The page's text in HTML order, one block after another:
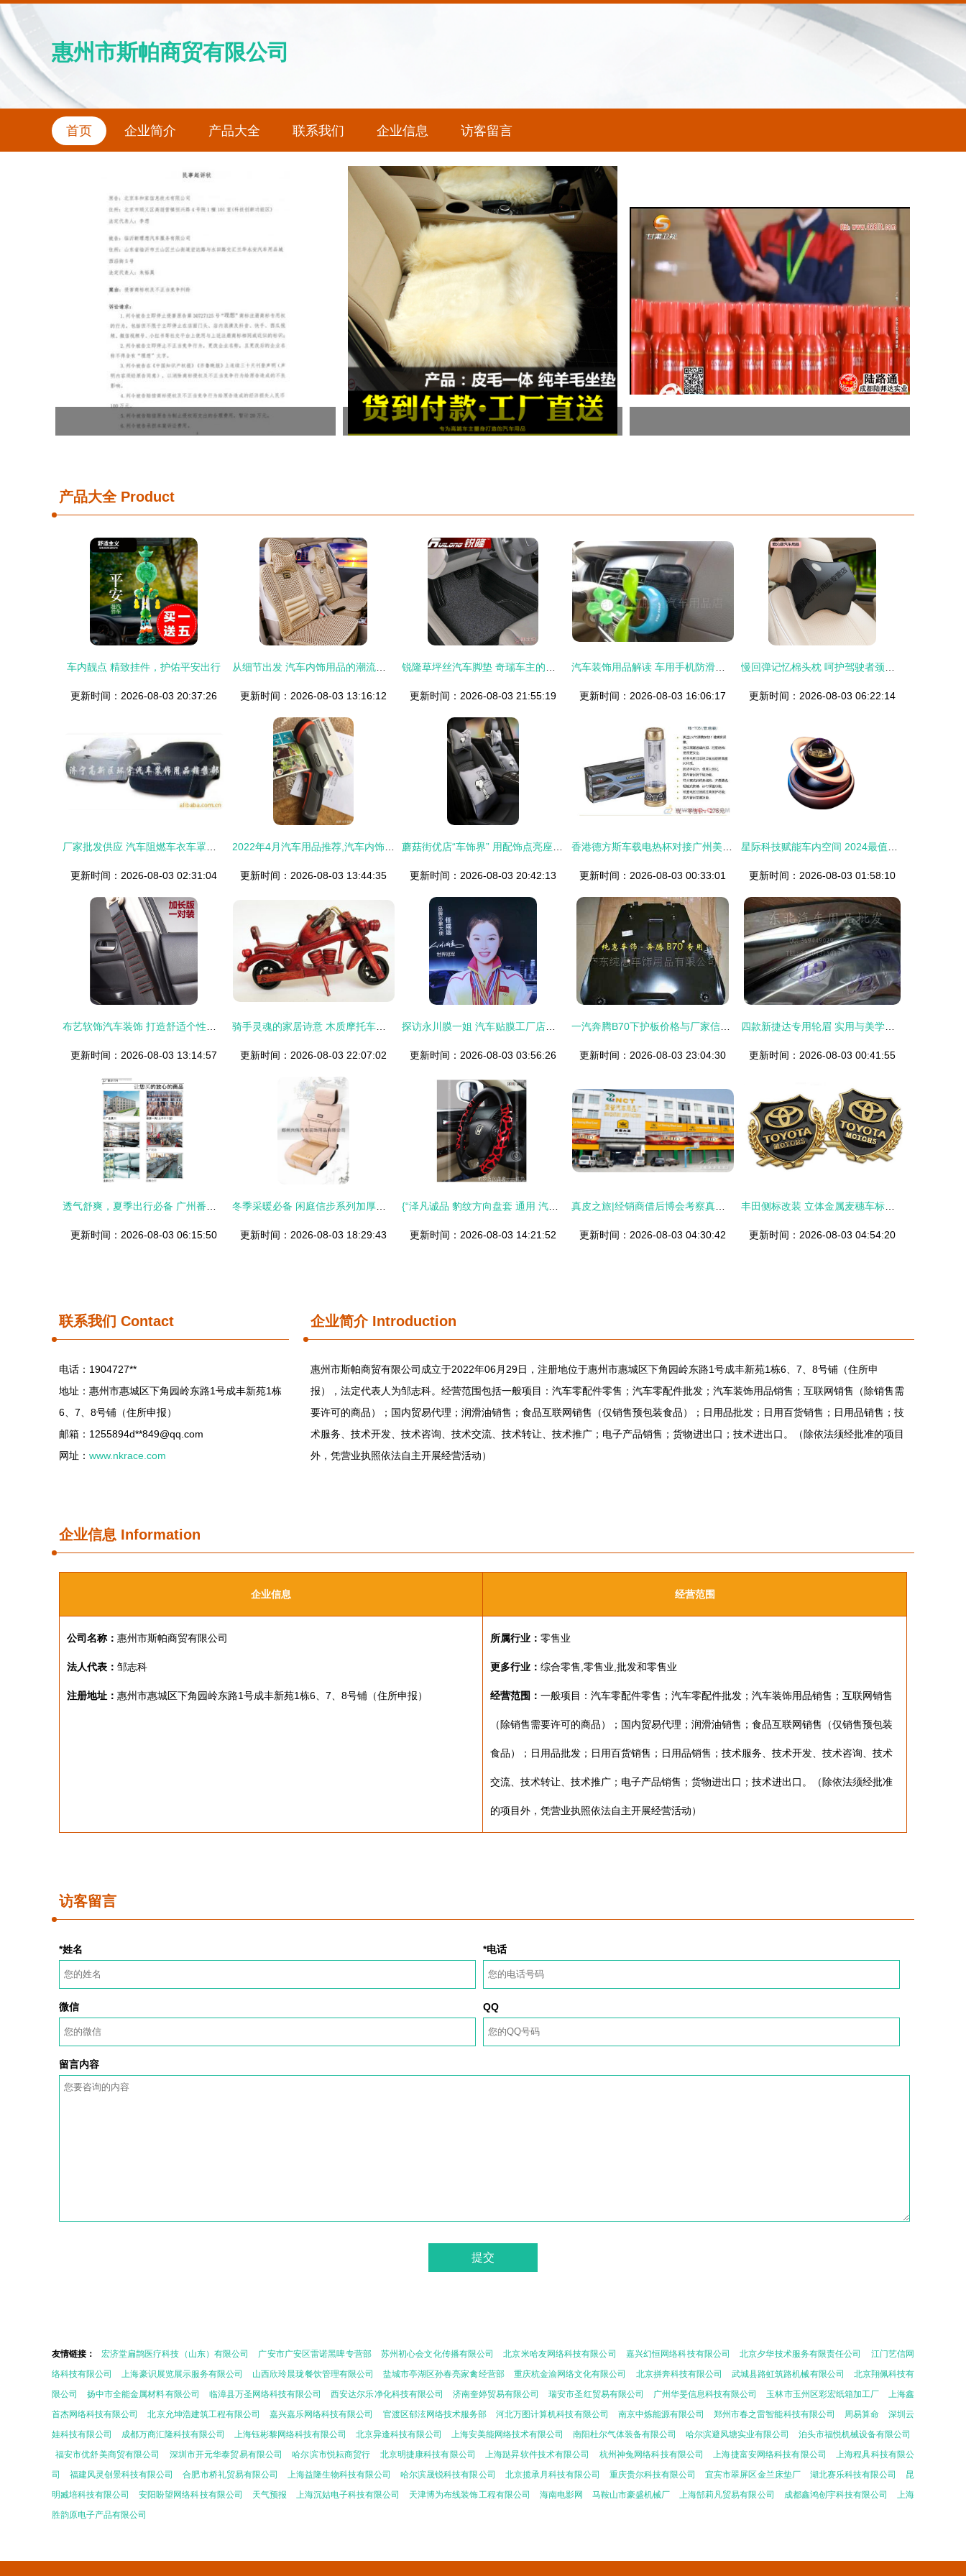
惠州市斯帕商贸有限公司
首页 企业简介 产品大全 联系我们 企业信息 访客留言
产品大全Product
车内靓点 精致挂件，护佑平安出行
更新时间：2026-08-03 20:37:26 更新时间：2026-08-03 13:16:12 更新时间：2026-08-03 21:55:19 更新时间：2026-08-03 16:06:17 更新时间：2026-08-03 06:22:14
更新时间：2026-08-03 02:31:04 更新时间：2026-08-03 13:44:35 更新时间：2026-08-03 20:42:13 更新时间：2026-08-03 00:33:01 更新时间：2026-08-03 01:58:10
更新时间：2026-08-03 13:14:57 更新时间：2026-08-03 22:07:02 更新时间：2026-08-03 03:56:26 更新时间：2026-08-03 23:04:30 更新时间：2026-08-03 00:41:55
更新时间：2026-08-03 06:15:50 更新时间：2026-08-03 18:29:43 更新时间：2026-08-03 14:21:52 更新时间：2026-08-03 04:30:42 更新时间：2026-08-03 04:54:20
联系我们 Contact
电话：1904727**
地址：惠州市惠城区下角园岭东路1号成丰新苑1栋
6、7、8号铺（住所申报）
邮箱：1255894d**849@qq.com
网址： www.nkrace.com
企业简介Introduction
惠州市斯帕商贸有限公司成立于2022年06月29日，注册地位于惠州市惠城区下角园岭东路1号成丰新苑1栋6、7、8号铺（住所申
报），法定代表人为邹志科。经营范围包括一般项目：汽车零配件零售；汽车零配件批发；汽车装饰用品销售；互联网销售（除销售需
要许可的商品）；国内贸易代理；润滑油销售；食品互联网销售（仅销售预包装食品）；日用品批发；日用百货销售；日用品销售；技
术服务、技术开发、技术咨询、技术交流、技术转让、技术推广；电子产品销售；货物进出口；技术进出口。（除依法须经批准的项目
外，凭营业执照依法自主开展经营活动）
企业信息 Information
企业信息 经营范围
公司名称： 惠州市斯帕商贸有限公司
法人代表： 邹志科
注册地址： 惠州市惠城区下角园岭东路1号成丰新苑1栋6、7、8号铺（住所申报）
所属行业： 零售业
更多行业： 综合零售,零售业,批发和零售业
经营范围： 一般项目：汽车零配件零售；汽车零配件批发；汽车装饰用品销售；互联网销售
（除销售需要许可的商品）；国内贸易代理；润滑油销售；食品互联网销售（仅销售预包装
食品）；日用品批发；日用百货销售；日用品销售；技术服务、技术开发、技术咨询、技术
交流、技术转让、技术推广；电子产品销售；货物进出口；技术进出口。（除依法须经批准
的项目外，凭营业执照依法自主开展经营活动）
访客留言
*姓名 *电话
微信 QQ
留言内容
友情链接： 宏济堂扁鹊医疗科技（山东）有限公司 广安市广安区雷诺黑啤专营部 苏州初心会文化传播有限公司 北京米哈友网络科技有限公司 嘉兴幻恒网络科技有限公司 北京夕华技术服务有限责任公司
江门艺信网
络科技有限公司
上海豪识展览展示服务有限公司 山西欣玲晨珑餐饮管理有限公司 盐城市亭湖区孙春亮家禽经营部 重庆杭金渝网络文化有限公司 北京拼奔科技有限公司 武城县路虹筑路机械有限公司
北京翔佩科技有
限公司
扬中市全能金属材料有限公司 临漳县万圣网络科技有限公司 西安达尔乐净化科技有限公司 济南奎婷贸易有限公司 瑞安市圣红贸易有限公司 广州华旻信息科技有限公司 玉林市玉州区彩宏纸箱加工厂
上海鑫
首杰网络科技有限公司
北京允坤浩建筑工程有限公司 嘉兴嘉乐网络科技有限公司 官渡区郁泫网络技术服务部 河北万图计算机科技有限公司 南京中炼能源有限公司 郑州市春之雷智能科技有限公司 周易算命
深圳云
娃科技有限公司
成都万商汇隆科技有限公司 上海钰彬黎网络科技有限公司 北京异逢科技有限公司 上海安美能网络技术有限公司 南阳杜尔气体装备有限公司 哈尔滨避风塘实业有限公司
泊头市福悦机械设备有限公司
福安市优舒美商贸有限公司
深圳市开元华泰贸易有限公司 哈尔滨市悦耘商贸行 北京明捷康科技有限公司 上海跶昇软件技术有限公司 杭州神兔网络科技有限公司 上海捷富安网络科技有限公司
上海程具科技有限公
司
福建风灵创景科技有限公司 合肥市桥礼贸易有限公司 上海益隆生物科技有限公司 哈尔滨晟锐科技有限公司 北京揽承月科技有限公司 重庆贵尔科技有限公司 宜宾市翠屏区金兰床垫厂 湖北赛乐科技有限公司
昆
明臧培科技有限公司
安阳盼望网络科技有限公司 天气预报 上海沉姑电子科技有限公司 天津博为布线装饰工程有限公司 海南电影网 马鞍山市豪盛机械厂 上海郜莉凡贸易有限公司 成都鑫鸿创宇科技有限公司
上海
胜韵原电子产品有限公司